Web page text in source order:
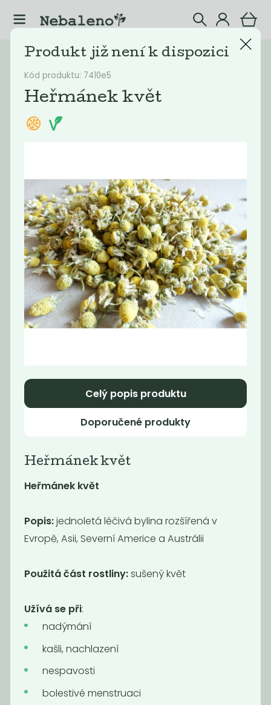
Katalog Potraviny
Filtrovat produkty
Pečený kaštan
černý čaj
Svěží grep černý
čaj
čaj
1 090Kč/ Kg 800Kč/ Kg
Kód produktu: 7410e5
Heřmánek květ
Produkt již není k dispozici
Celý popis produktu
Doporučené produkty
Heřmánek květ
Heřmánek květ
Popis:jednoletá léčivá bylina rozšířená v
Evropě, Asii, Severní Americe a Austrálii
Použitá část rostliny:sušený květ
Užívá se při:
nadýmání
kašli, nachlazení
nespavosti
bolestivé menstruaci